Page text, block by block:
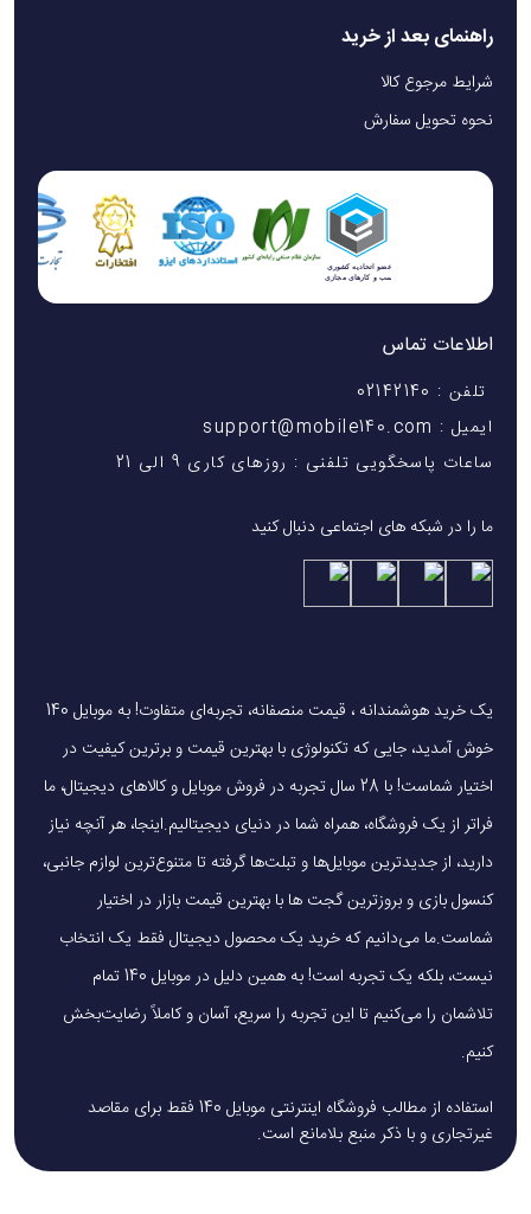
راهنمای بعد از خرید
شرایط مرجوع کالا
نحوه تحویل سفارش
اطلاعات تماس
تلفن : 02142140
ایمیل : support@mobile140.com
ساعات پاسخگویی تلفنی : روزهای کاری 9 الی 21
ما را در شبکه های اجتماعی دنبال کنید
یک خرید هوشمندانه ، قیمت منصفانه، تجربه‌ای متفاوت! به موبایل 140
خوش آمدید، جایی که تکنولوژی با بهترین قیمت و برترین کیفیت در
اختیار شماست! با 28 سال تجربه در فروش موبایل و کالاهای دیجیتال، ما
فراتر از یک فروشگاه، همراه شما در دنیای دیجیتالیم.اینجا، هر آنچه نیاز
دارید، از جدیدترین موبایل‌ها و تبلت‌ها گرفته تا متنوع‌ترین لوازم جانبی،
کنسول بازی و بروزترین گجت ها با بهترین قیمت بازار در اختیار
شماست.ما می‌دانیم که خرید یک محصول دیجیتال فقط یک انتخاب
نیست، بلکه یک تجربه است! به همین دلیل در موبایل 140 تمام
تلاشمان را می‌کنیم تا این تجربه را سریع، آسان و کاملاً رضایت‌بخش
کنیم.
استفاده از مطالب فروشگاه اینترنتی موبایل 140 فقط برای مقاصد
غیرتجاری و با ذکر منبع بلامانع است.